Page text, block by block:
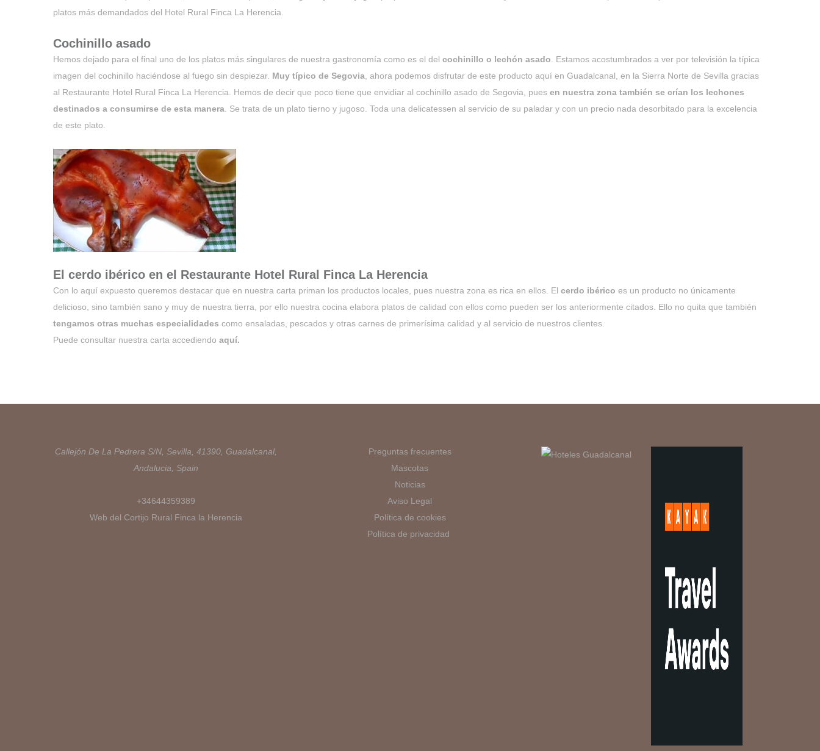
platos más demandados del Hotel Rural Finca La Herencia.
Cochinillo asado
Hemos dejado para el final uno de los platos más singulares de nuestra gastronomía como es el del cochinillo o lechón asado . Estamos acostumbrados a ver por televisión la típica
imagen del cochinillo haciéndose al fuego sin despiezar. Muy típico de Segovia , ahora podemos disfrutar de este producto aquí en Guadalcanal, en la Sierra Norte de Sevilla gracias
al Restaurante Hotel Rural Finca La Herencia. Hemos de decir que poco tiene que envidiar al cochinillo asado de Segovia, pues en nuestra zona también se crían los lechones
destinados a consumirse de esta manera . Se trata de un plato tierno y jugoso. Toda una delicatessen al servicio de su paladar y con un precio nada desorbitado para la excelencia
de este plato.
El cerdo ibérico en el Restaurante Hotel Rural Finca La Herencia
Con lo aquí expuesto queremos destacar que en nuestra carta priman los productos locales, pues nuestra zona es rica en ellos. El cerdo ibérico es un producto no únicamente
delicioso, sino también sano y muy de nuestra tierra, por ello nuestra cocina elabora platos de calidad con ellos como pueden ser los anteriormente citados. Ello no quita que también
tengamos otras muchas especialidades como ensaladas, pescados y otras carnes de primerísima calidad y al servicio de nuestros clientes.
Puede consultar nuestra carta accediendo aquí.
Callejón De La Pedrera S/N, Sevilla, 41390, Guadalcanal,
Andalucia, Spain
+34644359389
Web del Cortijo Rural Finca la Herencia
Preguntas frecuentes
Mascotas
Noticias
Aviso Legal
Política de cookies
Política de privacidad